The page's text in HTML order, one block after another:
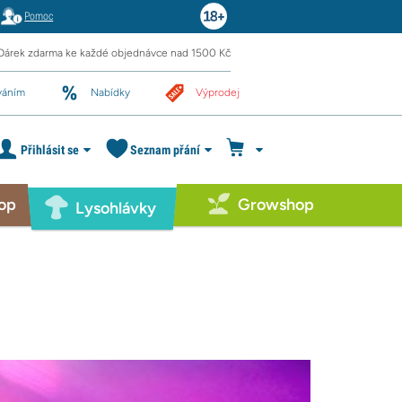
Pomoc
zdarma ke každé objednávce nad 1500 Kč
Nabídky Výprodej
Přihlásit se Seznam přání
Lysohlávky Growshop